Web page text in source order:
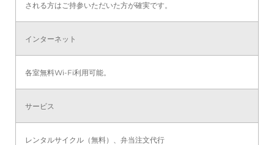
される方はご持参いただいた方が確実です。
インターネット
各室無料Wi-Fi利用可能。
サービス
レンタルサイクル（無料）、弁当注文代行